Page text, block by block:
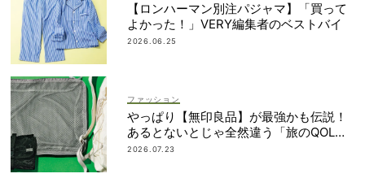
【ロンハーマン別注パジャマ】「買って
よかった！」VERY編集者のベストバイ
2026.06.25
ファッション
やっぱり【無印良品】が最強かも伝説！
あるとないとじゃ全然違う「旅のQOL爆
上げアイテム」
2026.07.23